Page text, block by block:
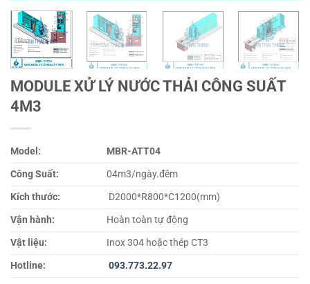
MODULE XỬ LÝ NƯỚC THẢI CÔNG SUẤT
4M3
Model:
MBR-ATT04
Công Suất:
04m3/ngày.đêm
Kích thước:
D2000*R800*C1200(mm)
Vận hành:
Hoàn toàn tự động
Vật liệu:
Inox 304 hoặc thép CT3
Hotline:
093.773.22.97